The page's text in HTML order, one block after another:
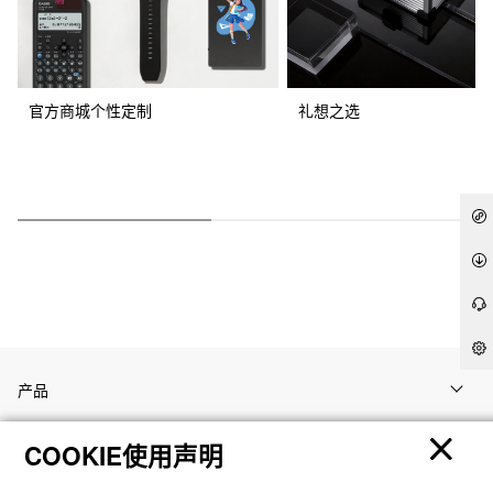
官方商城个性定制 礼想之选
产品
客户支持
COOKIE使用声明